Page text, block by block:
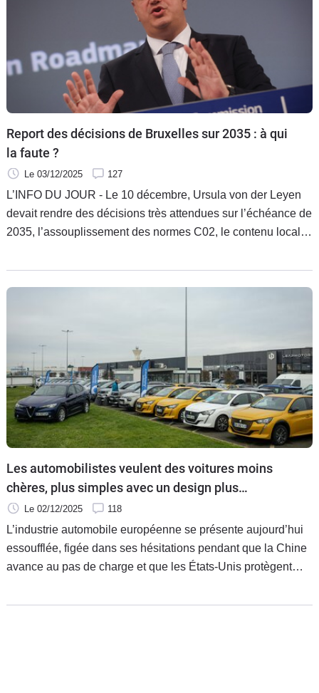
Report des décisions de Bruxelles sur 2035 : à qui
la faute ?
Le 03/12/2025 127
L’INFO DU JOUR - Le 10 décembre, Ursula von der Leyen
devait rendre des décisions très attendues sur l’échéance de
2035, l’assouplissement des normes C02, le contenu local et
reportée au mois de janvier. La faute aux constructeurs, aux
équipementiers, aux pays de l’Union divisés ou à un trop-
Les automobilistes veulent des voitures moins
chères, plus simples avec un design plus
émotionnel
Le 02/12/2025 118
L’industrie automobile européenne se présente aujourd’hui
essoufflée, figée dans ses hésitations pendant que la Chine
avance au pas de charge et que les États-Unis protègent
automobilistes, eux, réclament du bon sens, de la lisibilité, et